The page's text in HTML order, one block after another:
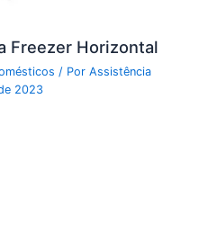
Freezer Horizontal
/ PorAssistência
2023